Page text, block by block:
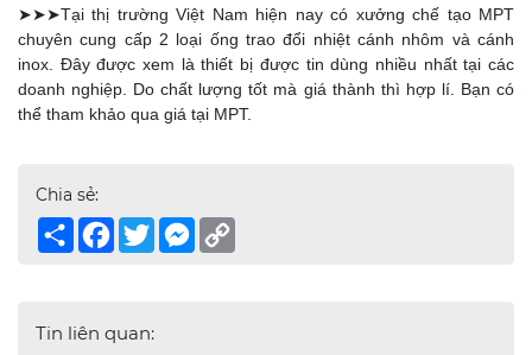
➤➤➤Tại thị trường Việt Nam hiện nay có xưởng chế tạo MPT
chuyên cung cấp 2 loại ống trao đổi nhiệt cánh nhôm và cánh
inox. Đây được xem là thiết bị được tin dùng nhiều nhất tại các
doanh nghiệp. Do chất lượng tốt mà giá thành thì hợp lí. Bạn có
thể tham khảo qua giá tại MPT.
Chia sẻ:
ShareFacebook
TwitterMessenger
Tin liên quan: